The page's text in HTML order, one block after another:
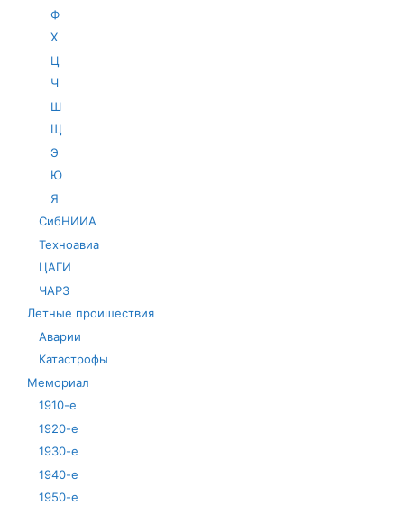
Ф
Х
Ц
Ч
Ш
Щ
Э
Ю
Я
СибНИИА
Техноавиа
ЦАГИ
ЧАРЗ
Летные проишествия
Аварии
Катастрофы
Мемориал
1910-е
1920-е
1930-е
1940-е
1950-е